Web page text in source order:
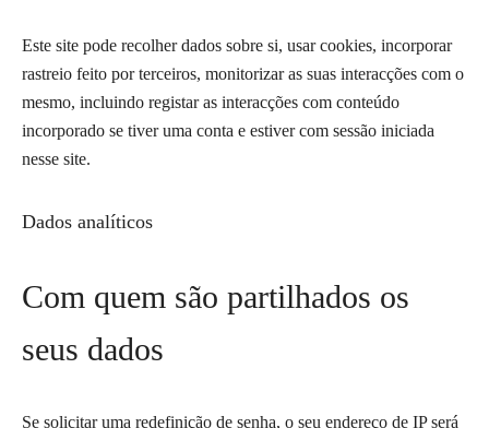
Este site pode recolher dados sobre si, usar cookies, incorporar
rastreio feito por terceiros, monitorizar as suas interacções com o
mesmo, incluindo registar as interacções com conteúdo
incorporado se tiver uma conta e estiver com sessão iniciada
nesse site.
Dados analíticos
Com quem são partilhados os
seus dados
Se solicitar uma redefinição de senha, o seu endereço de IP será